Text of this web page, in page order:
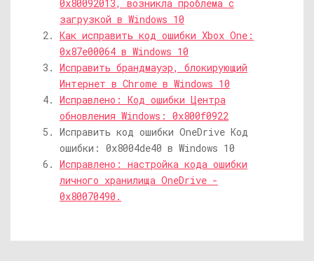
0x80092013, возникла проблема с
загрузкой в ​​Windows 10
Как исправить код ошибки Xbox One:
0x87e00064 в Windows 10
Исправить брандмауэр, блокирующий
Интернет в Chrome в Windows 10
Исправлено: Код ошибки Центра
обновления Windows: 0x800f0922
Исправить код ошибки OneDrive Код
ошибки: 0x8004de40 в Windows 10
Исправлено: настройка кода ошибки
личного хранилища OneDrive -
0x80070490.